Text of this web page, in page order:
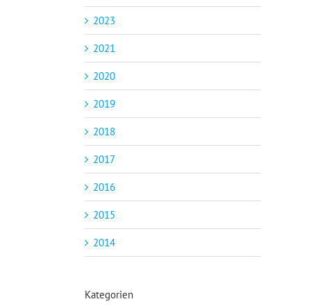
2023
2021
2020
2019
2018
2017
2016
2015
2014
Kategorien